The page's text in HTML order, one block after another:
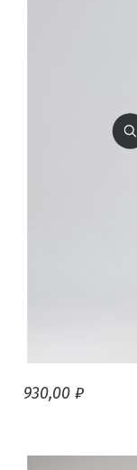
930,00 ₽